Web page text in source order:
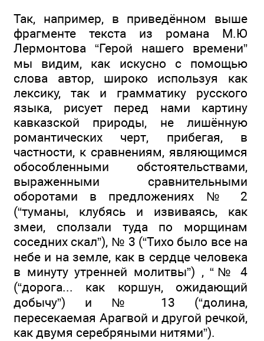
Так, например, в приведённом выше
фрагменте текста из романа М.Ю
Лермонтова “Герой нашего времени”
мы видим, как искусно с помощью
слова автор, широко используя как
лексику, так и грамматику русского
языка, рисует перед нами картину
кавказской природы, не лишённую
романтических черт, прибегая, в
частности, к сравнениям, являющимся
обособленными обстоятельствами,
выраженными сравнительными
оборотами в предложениях № 2
(“туманы, клубясь и извиваясь, как
змеи, сползали туда по морщинам
соседних скал”), № 3 (“Тихо было все на
небе и на земле, как в сердце человека
в минуту утренней молитвы”) , “№ 4
(“дорога... как коршун, ожидающий
добычу”) и № 13 (“долина,
пересекаемая Арагвой и другой речкой,
как двумя серебряными нитями”).